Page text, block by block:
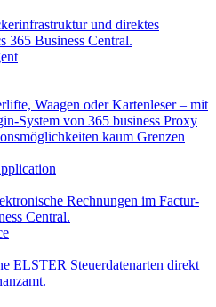
und direktes
365 Business Central.
Waagen oder Kartenleser – mit
System von 365 business Proxy
kaum Grenzen
Rechnungen im Factur-
Central.
ELSTER Steuerdatenarten direkt